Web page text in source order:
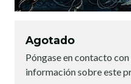
Agotado
Póngase en contacto
información sobre este